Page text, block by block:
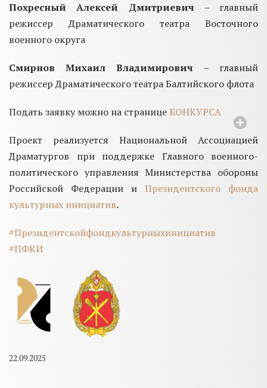
Похресный Алексей Дмитриевич – главный
режиссер Драматического театра Восточного
военного округа
Смирнов Михаил Владимирович – главный
режиссер Драматического театра Балтийского флота
Подать заявку можно на страницеКОНКУРСА
Проект реализуется Национальной Ассоциацией
Драматургов при поддержке Главного военного-
политического управления Министерства обороны
Российской Федерации и Президентского фонда
культурных инициатив.
#Президентскойфондкультурныхинициатив
#ПФКИ
22.09.2025